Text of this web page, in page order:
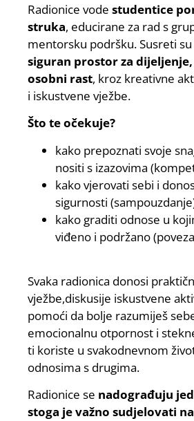
Radionice vode studentice
struka, educirane za rad s
mentorsku podršku. Susreti
siguran prostor za
osobni rast, kroz kreativne
i iskustvene vježbe.
Što te očekuje?
kako prepoznati svoje
nositi s izazovima
kako vjerovati sebi i
sigurnosti
kako graditi odnose u
viđeno i podržano
Svaka radionica donosi
vježbe,diskusije iskustvene
pomoći da bolje razumiješ
emocionalnu otpornost i
ti koriste u svakodnevnom
odnosima s drugima.
Radionice se nadograđuju
stoga je važno sudjelovati